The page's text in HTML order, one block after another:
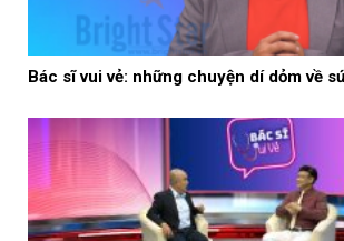
Bác sĩ vui vẻ: những chuyện dí dỏm về